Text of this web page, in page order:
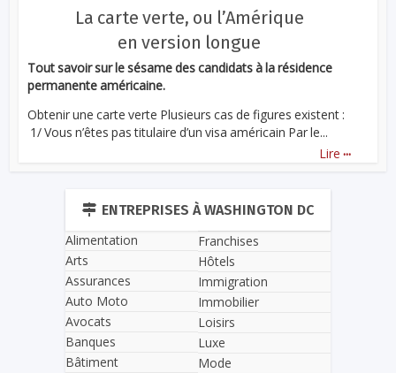
La carte verte, ou l’Amérique
en version longue
Tout savoir sur le sésame des candidats à la résidence
permanente américaine.
Obtenir une carte verte Plusieurs cas de figures existent :
1/ Vous n’êtes pas titulaire d’un visa américain Par le...
Lire ...
ENTREPRISES À WASHINGTON DC
Alimentation
Arts
Assurances
Auto Moto
Avocats
Banques
Bâtiment
Franchises
Hôtels
Immigration
Immobilier
Loisirs
Luxe
Mode